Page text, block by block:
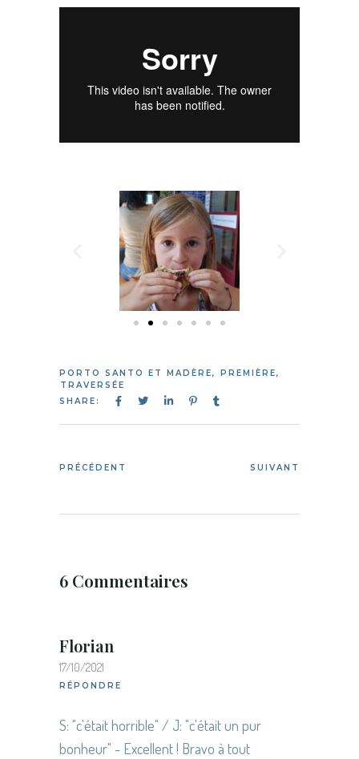
PORTO SANTO ET MADÈRE, PREMIÈRE,
TRAVERSÉE
SHARE:
PRÉCÉDENT SUIVANT
6 Commentaires
Florian
17/10/2021
RÉPONDRE
S: "c'était horrible" / J: "c'était un pur
bonheur" - Excellent ! Bravo à tout